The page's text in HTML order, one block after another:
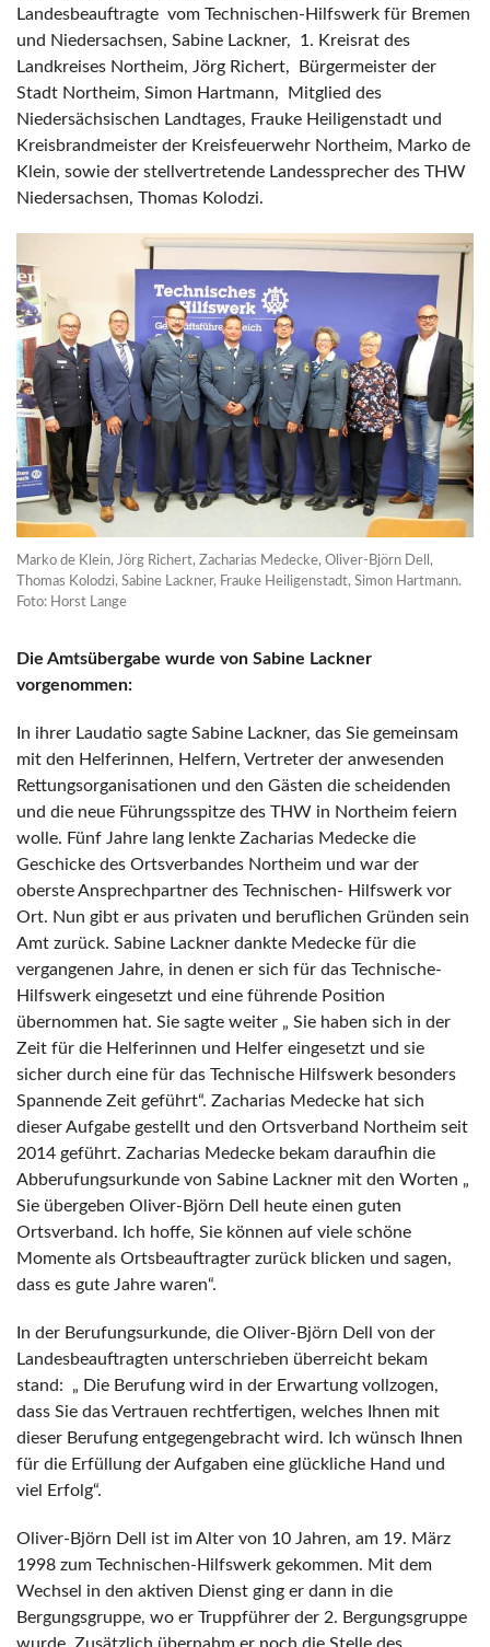
Landesbeauftragte vom Technischen-Hilfswerk für Bremen
und Niedersachsen, Sabine Lackner, 1. Kreisrat des
Landkreises Northeim, Jörg Richert, Bürgermeister der
Stadt Northeim, Simon Hartmann, Mitglied des
Niedersächsischen Landtages, Frauke Heiligenstadt und
Kreisbrandmeister der Kreisfeuerwehr Northeim, Marko de
Klein, sowie der stellvertretende Landessprecher des THW
Niedersachsen, Thomas Kolodzi.
Marko de Klein, Jörg Richert, Zacharias Medecke, Oliver-Björn Dell,
Thomas Kolodzi, Sabine Lackner, Frauke Heiligenstadt, Simon Hartmann.
Foto: Horst Lange
Die Amtsübergabe wurde von Sabine Lackner
vorgenommen:
In ihrer Laudatio sagte Sabine Lackner, das Sie gemeinsam
mit den Helferinnen, Helfern, Vertreter der anwesenden
Rettungsorganisationen und den Gästen die scheidenden
und die neue Führungsspitze des THW in Northeim feiern
wolle. Fünf Jahre lang lenkte Zacharias Medecke die
Geschicke des Ortsverbandes Northeim und war der
oberste Ansprechpartner des Technischen- Hilfswerk vor
Ort. Nun gibt er aus privaten und beruflichen Gründen sein
Amt zurück. Sabine Lackner dankte Medecke für die
vergangenen Jahre, in denen er sich für das Technische-
Hilfswerk eingesetzt und eine führende Position
übernommen hat. Sie sagte weiter „ Sie haben sich in der
Zeit für die Helferinnen und Helfer eingesetzt und sie
sicher durch eine für das Technische Hilfswerk besonders
Spannende Zeit geführt“. Zacharias Medecke hat sich
dieser Aufgabe gestellt und den Ortsverband Northeim seit
2014 geführt. Zacharias Medecke bekam daraufhin die
Abberufungsurkunde von Sabine Lackner mit den Worten „
Sie übergeben Oliver-Björn Dell heute einen guten
Ortsverband. Ich hoffe, Sie können auf viele schöne
Momente als Ortsbeauftragter zurück blicken und sagen,
dass es gute Jahre waren“.
In der Berufungsurkunde, die Oliver-Björn Dell von der
Landesbeauftragten unterschrieben überreicht bekam
stand: „ Die Berufung wird in der Erwartung vollzogen,
dass Sie das Vertrauen rechtfertigen, welches Ihnen mit
dieser Berufung entgegengebracht wird. Ich wünsch Ihnen
für die Erfüllung der Aufgaben eine glückliche Hand und
viel Erfolg“.
Oliver-Björn Dell ist im Alter von 10 Jahren, am 19. März
1998 zum Technischen-Hilfswerk gekommen. Mit dem
Wechsel in den aktiven Dienst ging er dann in die
Bergungsgruppe, wo er Truppführer der 2. Bergungsgruppe
wurde. Zusätzlich übernahm er noch die Stelle des